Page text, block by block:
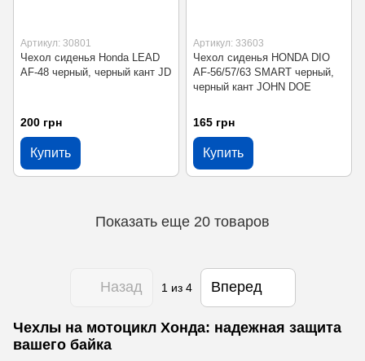
Артикул: 30801
Чехол сиденья Honda LEAD
AF-48 черный, черный кант JD
200 грн
Купить
Артикул: 33603
Чехол сиденья HONDA DIO
AF-56/57/63 SMART черный,
черный кант JOHN DOE
165 грн
Купить
Показать еще 20 товаров
Назад 1 из 4 Вперед
Чехлы на мотоцикл Хонда: надежная защита
вашего байка